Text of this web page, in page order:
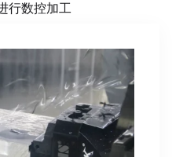
行数控加工